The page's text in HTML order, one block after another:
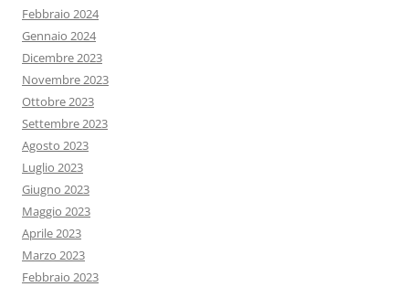
Febbraio 2024
Gennaio 2024
Dicembre 2023
Novembre 2023
Ottobre 2023
Settembre 2023
Agosto 2023
Luglio 2023
Giugno 2023
Maggio 2023
Aprile 2023
Marzo 2023
Febbraio 2023